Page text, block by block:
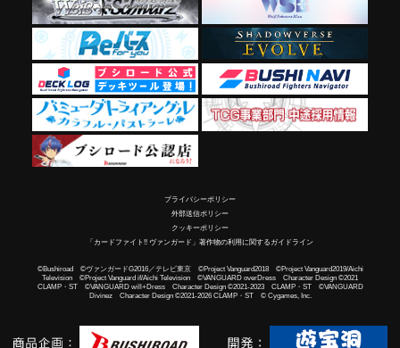
プライバシーポリシー
外部送信ポリシー
クッキーポリシー
「カードファイト!! ヴァンガード」著作物の利用に関するガイドライン
©Bushiroad ©ヴァンガードG2016／テレビ東京 ©Project Vanguard2018 ©Project Vanguard2019/Aichi
Television ©Project Vanguard if/Aichi Television ©VANGUARD overDress Character Design ©2021
CLAMP・ST ©VANGUARD will+Dress Character Design ©2021-2023 CLAMP・ST ©VANGUARD
Divinez Character Design ©2021-2026 CLAMP・ST © Cygames, Inc.